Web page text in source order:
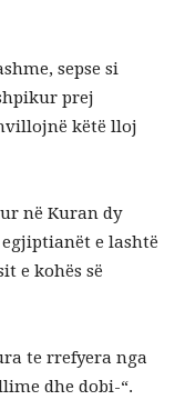
sepse si
prej
këtë lloj
në Kuran dy
e lashtë
e kohës së
te rrefyera nga
dhe dobi-“.